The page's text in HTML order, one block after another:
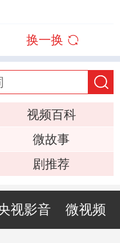
换一换
视频百科
微故事
剧推荐
视影音 微视频